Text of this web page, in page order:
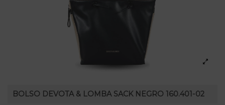
BOLSO DEVOTA & LOMBA SACK NEGRO 160.401-02